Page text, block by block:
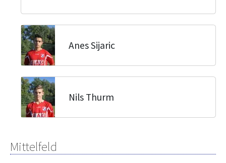
Anes Sijaric
Nils Thurm
Mittelfeld